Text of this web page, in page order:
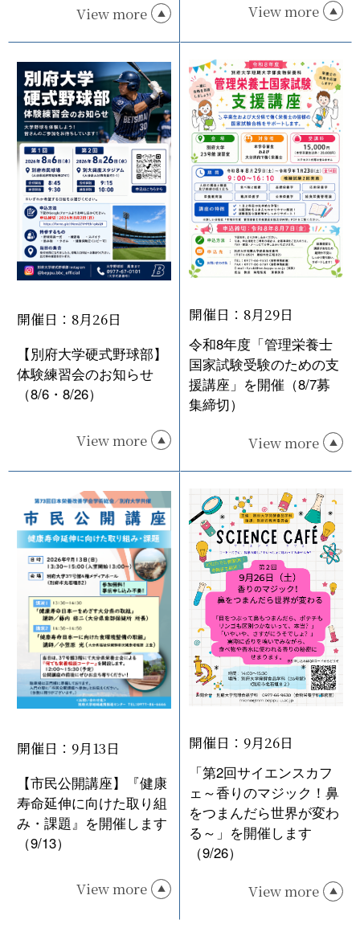
View more
View more
開催日：8月26日
【別府大学硬式野球部】
体験練習会のお知らせ
（8/6・8/26）
View more
開催日：8月29日
令和8年度「管理栄養士
国家試験受験のための支
援講座」を開催（8/7募
集締切）
View more
開催日：9月13日
【市民公開講座】『健康
寿命延伸に向けた取り組
み・課題』を開催します
（9/13）
View more
開催日：9月26日
「第2回サイエンスカフ
ェ～香りのマジック！鼻
をつまんだら世界が変わ
る～」を開催します
（9/26）
View more